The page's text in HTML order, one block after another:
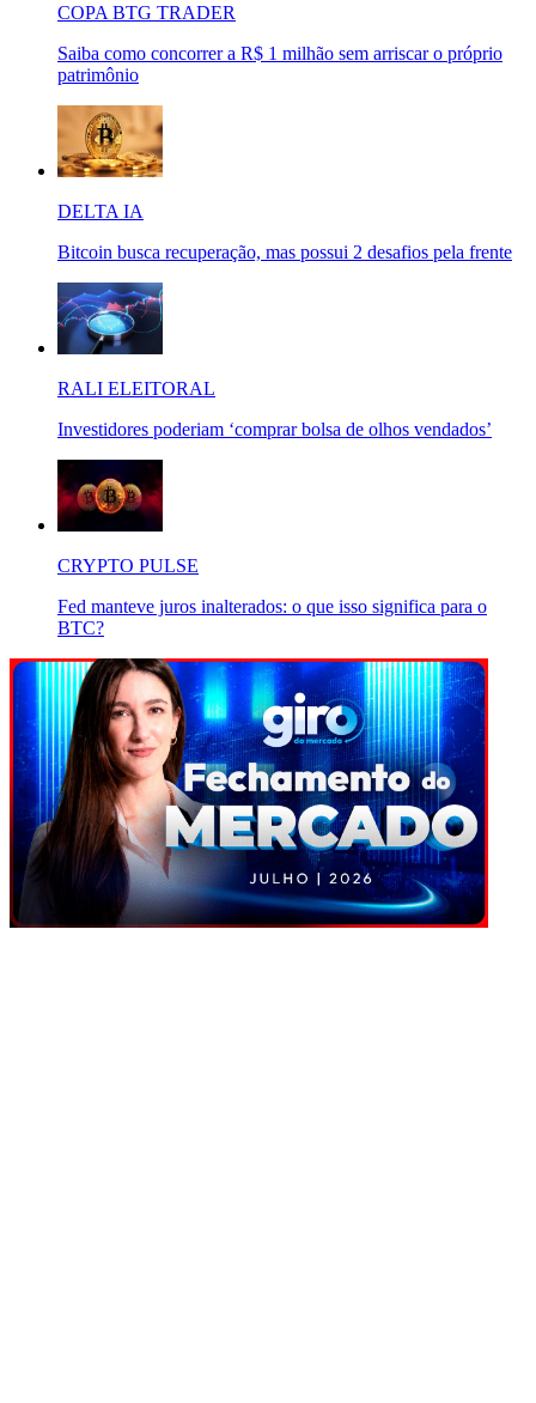
COPA BTG TRADER
Saiba como concorrer a R$ 1 milhão sem arriscar o próprio
patrimônio
DELTA IA
Bitcoin busca recuperação, mas possui 2 desafios pela frente
RALI ELEITORAL
Investidores poderiam ‘comprar bolsa de olhos vendados’
CRYPTO PULSE
Fed manteve juros inalterados: o que isso significa para o
BTC?